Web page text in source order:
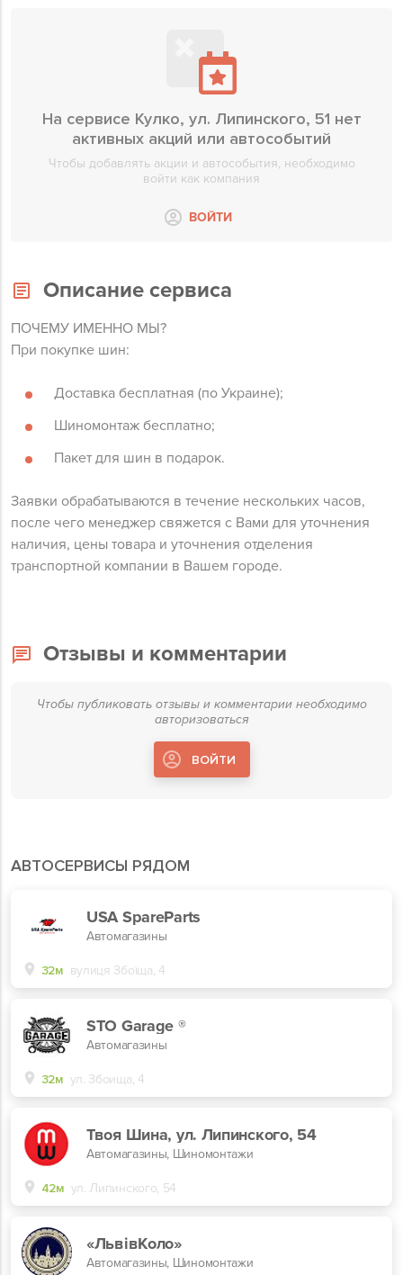
На сервисе Кулко, ул. Липинского, 51 нет
активных акций или автособытий
Чтобы добавлять акции и автособытия, необходимо
войти как компания
ВОЙТИ
Описание сервиса
ПОЧЕМУ ИМЕННО МЫ?
При покупке шин:
Доставка бесплатная (по Украине);
Шиномонтаж бесплатно;
Пакет для шин в подарок.
Заявки обрабатываются в течение нескольких часов,
после чего менеджер свяжется с Вами для уточнения
наличия, цены товара и уточнения отделения
транспортной компании в Вашем городе.
АВТОСЕРВИСЫ РЯДОМ
USA SpareParts
Автомагазины
32м вулиця Збоїща, 4
STO Garage ®
Автомагазины
32м ул. Збоища, 4
Твоя Шина, ул. Липинского, 54
Автомагазины, Шиномонтажи
42м ул. Липинского, 54
«ЛьвівКоло»
Автомагазины, Шиномонтажи
Отзывы и комментарии
Чтобы публиковать отзывы и комментарии необходимо
авторизоваться
ВОЙТИ